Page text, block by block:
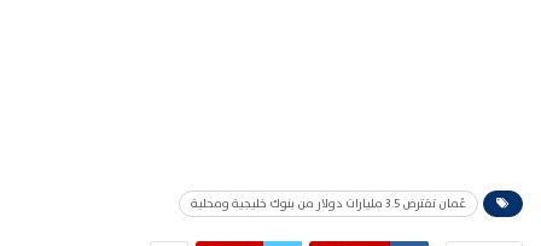
عُمان تقترض 3.5 مليارات دولار من بنوك خليجية ومحلية